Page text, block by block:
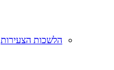
הלשכות הצעירות